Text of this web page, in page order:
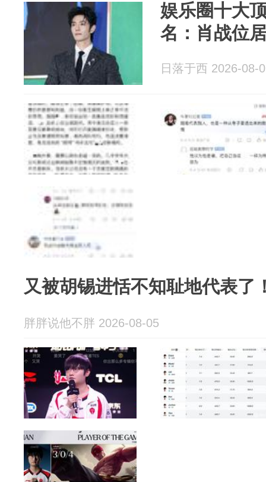
娱乐圈十大
名：肖战位
日落于西 2026-08-
又被胡锡进恬不知耻地代表了
胖胖说他不胖 2026-08-05